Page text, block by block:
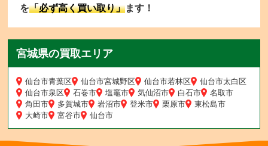
を「必ず高く買い取り」ます！
宮城県の買取エリア
仙台市青葉区 仙台市宮城野区 仙台市若林区
仙台市太白区
仙台市泉区
石巻市 塩竈市 気仙沼市 白石市
名取市
角田市
多賀城市 岩沼市 登米市 栗原市
東松島市
大崎市
富谷市 仙台市